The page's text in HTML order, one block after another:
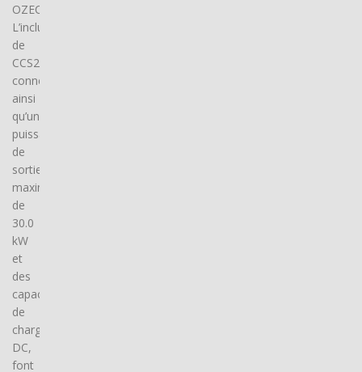
OZECAR.
L’inclusion
de
CCS2
connector(s),
ainsi
qu’une
puissance
de
sortie
maximale
de
30.0
kW
et
des
capacités
de
charge
DC,
font